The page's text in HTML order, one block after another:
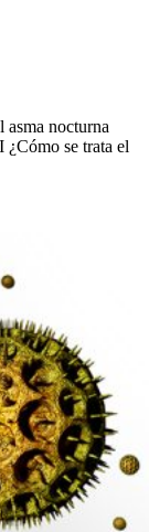
asma nocturna
se trata el